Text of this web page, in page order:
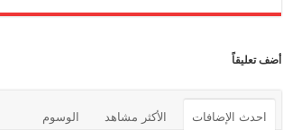
أضف تعليقاً
احدث الإضافات الأكثر مشاهد الوسوم